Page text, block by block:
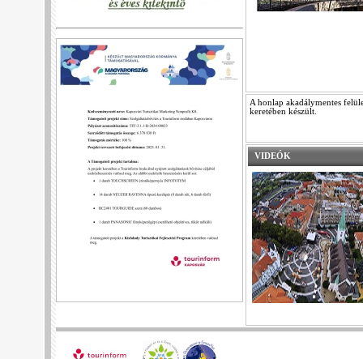
A honlap akadálymentes
keretében készült.
VIDEÓK